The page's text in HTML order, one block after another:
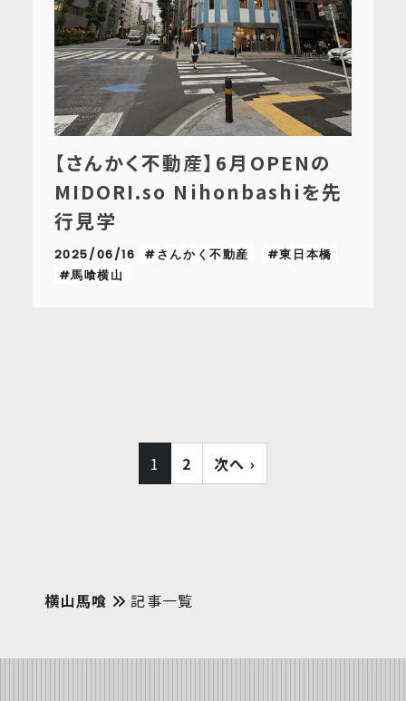
【さんかく不動産】6月OPENの
MIDORI.so Nihonbashiを先
行見学
2025/06/16 #さんかく不動産
#東日本橋
#馬喰横山
1 2 次へ ›
横山馬喰 記事一覧